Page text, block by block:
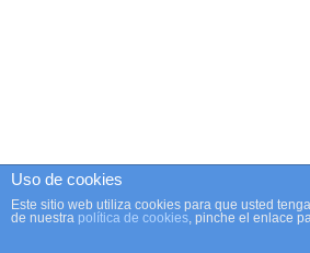
Uso de cookies
Este sitio web utiliza cookies para que usted
de nuestra política de cookies, pinche el enlace